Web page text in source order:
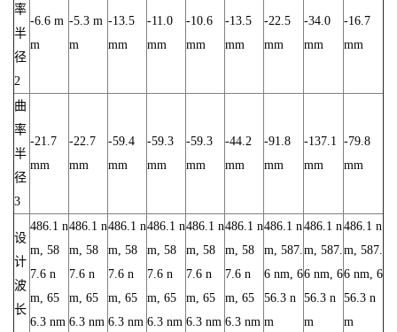
率
半
径
2
-6.6 m
m
-5.3 m
m
-13.5
mm
-11.0
mm
-10.6
mm
-13.5
mm
-22.5
mm
-34.0
mm
-16.7
mm
曲
率
半
径
3
-21.7
mm
-22.7
mm
-59.4
mm
-59.3
mm
-59.3
mm
-44.2
mm
-91.8
mm
-137.1
mm
-79.8
mm
设
计
波
长
486.1 n
m, 58
7.6 n
m, 65
6.3 nm
486.1 n
m, 58
7.6 n
m, 65
6.3 nm
486.1 n
m, 58
7.6 n
m, 65
6.3 nm
486.1 n
m, 58
7.6 n
m, 65
6.3 nm
486.1 n
m, 58
7.6 n
m, 65
6.3 nm
486.1 n
m, 58
7.6 n
m, 65
6.3 nm
486.1 n
m, 587.
6 nm, 6
56.3 n
m
486.1 n
m, 587.
6 nm, 6
56.3 n
m
486.1 n
m, 587.
6 nm, 6
56.3 n
m